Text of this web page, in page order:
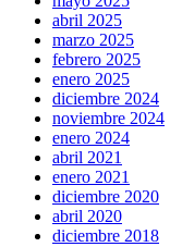
abril 2025
marzo 2025
febrero 2025
enero 2025
diciembre 2024
noviembre 2024
enero 2024
abril 2021
enero 2021
diciembre 2020
abril 2020
diciembre 2018